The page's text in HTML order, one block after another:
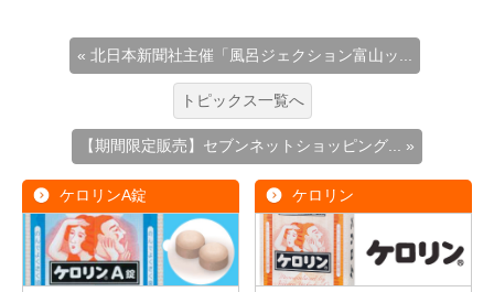
« 北日本新聞社主催「風呂ジェクション富山ッ...
トピックス一覧へ
【期間限定販売】セブンネットショッピング... »
ケロリンA錠 ケロリン